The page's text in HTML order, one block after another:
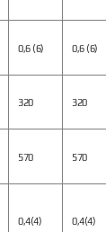
0,6 (6) 0,6 (6)
320 320
570 570
0,4(4) 0,4(4)